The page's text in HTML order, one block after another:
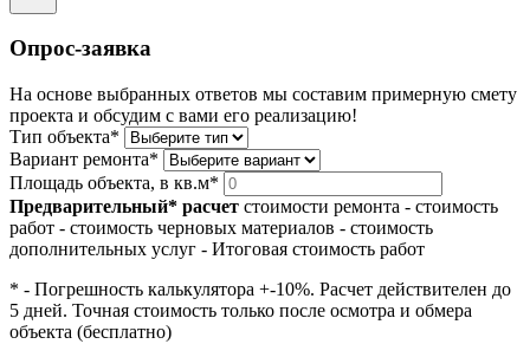
Опрос-заявка
На основе выбранных ответов мы составим примерную смету
проекта и обсудим с вами его реализацию!
Тип объекта*
Вариант ремонта*
Площадь объекта, в кв.м*
Предварительный* расчет стоимости ремонта - стоимость
работ - стоимость черновых материалов - стоимость
дополнительных услуг - Итоговая стоимость работ
* - Погрешность калькулятора +-10%. Расчет действителен до
5 дней. Точная стоимость только после осмотра и обмера
объекта (бесплатно)